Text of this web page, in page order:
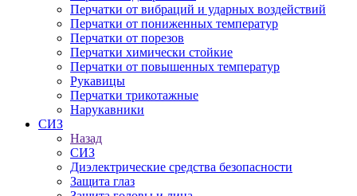
Перчатки от вибраций и ударных воздействий
Перчатки от пониженных температур
Перчатки от порезов
Перчатки химически стойкие
Перчатки от повышенных температур
Рукавицы
Перчатки трикотажные
Нарукавники
СИЗ
Назад
СИЗ
Диэлектрические средства безопасности
Защита глаз